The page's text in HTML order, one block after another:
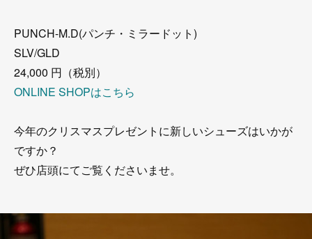
PUNCH-M.D(パンチ・ミラードット)
SLV/GLD
24,000 円（税別）
ONLINE SHOPはこちら
今年のクリスマスプレゼントに新しいシューズはいかが
ですか？
ぜひ店頭にてご覧くださいませ。